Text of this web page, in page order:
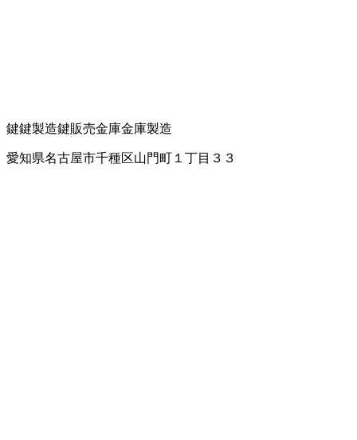
鍵鍵製造鍵販売金庫金庫製造
愛知県名古屋市千種区山門町１丁目３３